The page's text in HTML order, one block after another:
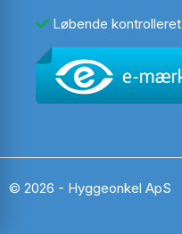
Løbende kontrolleret
© 2026 - Hyggeonkel ApS